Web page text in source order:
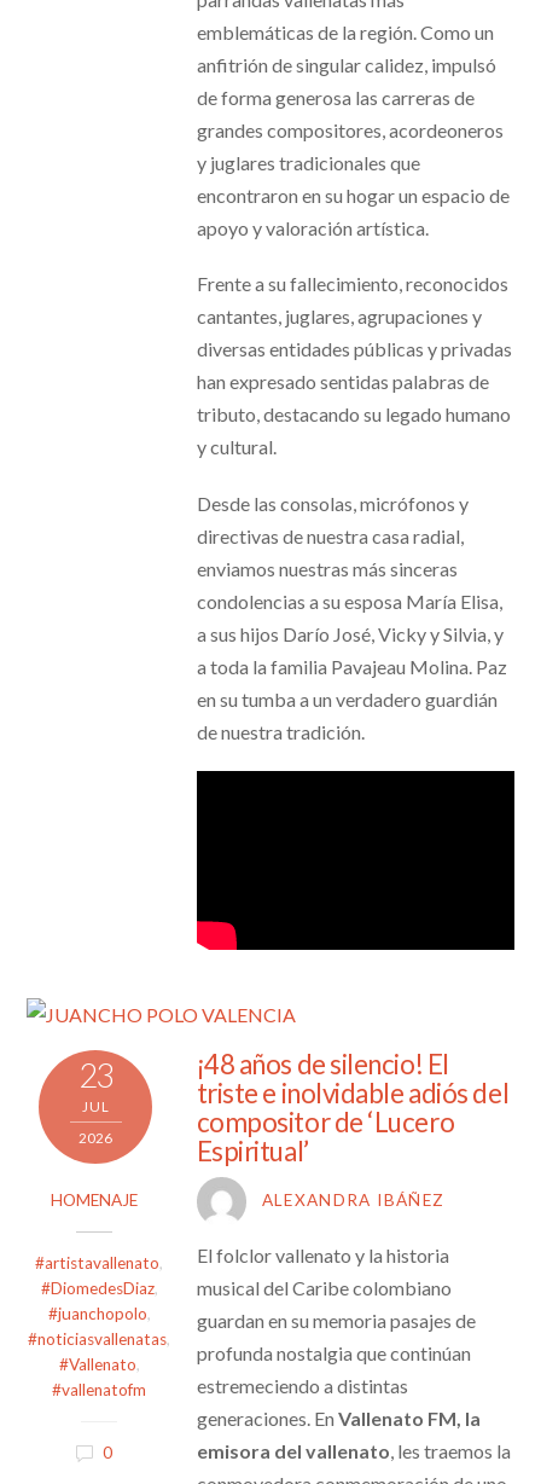
emblemáticas de la región. Como un
anfitrión de singular calidez, impulsó
de forma generosa las carreras de
grandes compositores, acordeoneros
y juglares tradicionales que
encontraron en su hogar un espacio de
apoyo y valoración artística.
Frente a su fallecimiento, reconocidos
cantantes, juglares, agrupaciones y
diversas entidades públicas y privadas
han expresado sentidas palabras de
tributo, destacando su legado humano
y cultural.
Desde las consolas, micrófonos y
directivas de nuestra casa radial,
enviamos nuestras más sinceras
condolencias a su esposa María Elisa,
a sus hijos Darío José, Vicky y Silvia, y
a toda la familia Pavajeau Molina. Paz
en su tumba a un verdadero guardián
de nuestra tradición.
23
JUL
2026
HOMENAJE
#artistavallenato,
#DiomedesDiaz,
#juanchopolo,
#noticiasvallenatas,
#Vallenato,
#vallenatofm
0
¡48 años de silencio! El
triste e inolvidable adiós del
compositor de ‘Lucero
Espiritual’
ALEXANDRA IBÁÑEZ
El folclor vallenato y la historia
musical del Caribe colombiano
guardan en su memoria pasajes de
profunda nostalgia que continúan
estremeciendo a distintas
generaciones. En Vallenato FM, la
emisora del vallenato , les traemos la